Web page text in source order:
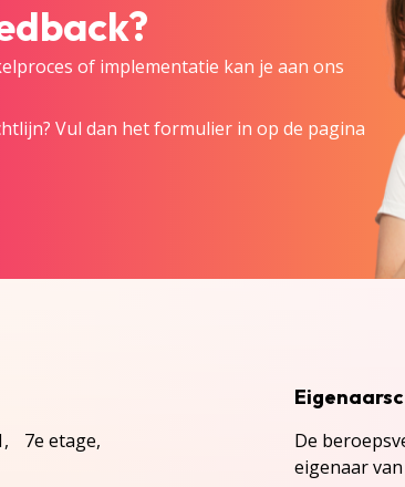
of implementatie kan je aan ons
Vul dan het formulier in op de pagina
7e etage,
De
eigenaar